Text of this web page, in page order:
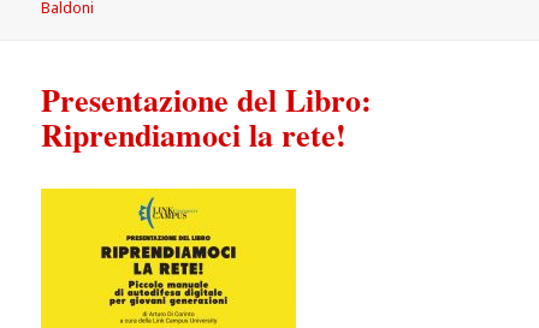
Baldoni
Presentazione del Libro:
Riprendiamoci la rete!